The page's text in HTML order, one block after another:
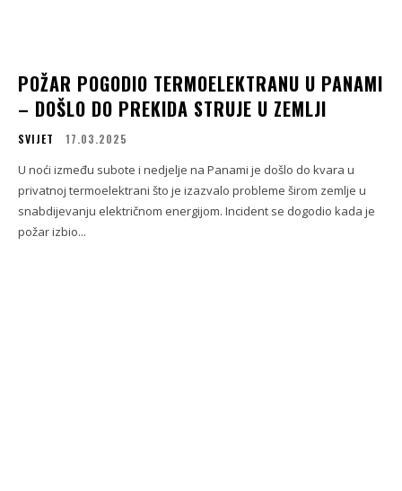
POŽAR POGODIO TERMOELEKTRANU U PANAMI
– DOŠLO DO PREKIDA STRUJE U ZEMLJI
SVIJET 17.03.2025
U noći između subote i nedjelje na Panami je došlo do kvara u
privatnoj termoelektrani što je izazvalo probleme širom zemlje u
snabdijevanju električnom energijom. Incident se dogodio kada je
požar izbio...